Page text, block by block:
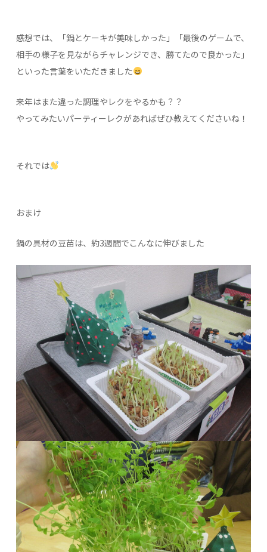
感想では、「鍋とケーキが美味しかった」「最後のゲームで、
相手の様子を見ながらチャレンジでき、勝てたので良かった」
といった言葉をいただきました
来年はまた違った調理やレクをやるかも？？
やってみたいパーティーレクがあればぜひ教えてくださいね！
それでは
おまけ
鍋の具材の豆苗は、約3週間でこんなに伸びました